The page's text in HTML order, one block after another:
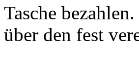
Tasche
über den fest